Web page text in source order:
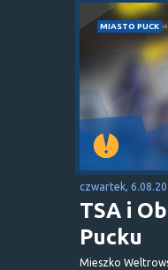
MIASTO PUCK
czwartek,
TSA i
Pucku
Mieszko